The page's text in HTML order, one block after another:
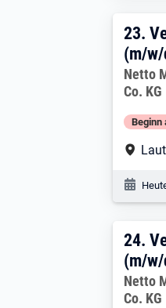
23.
23.
(m/
Netto
Co. KG
Beginn
24.
24.
(m/
Netto
Co. KG